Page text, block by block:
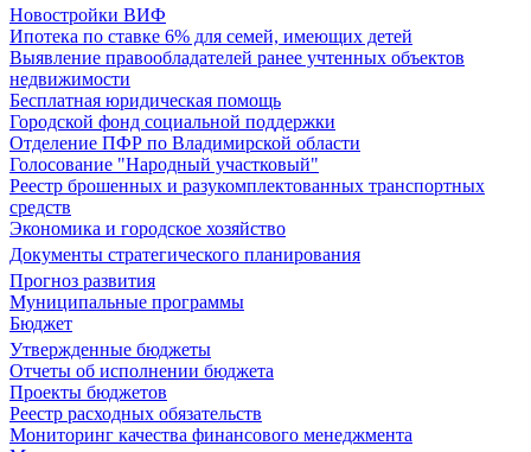
Новостройки ВИФ
Ипотека по ставке 6% для семей, имеющих детей
Выявление правообладателей ранее учтенных объектов
недвижимости
Бесплатная юридическая помощь
Городской фонд социальной поддержки
Отделение ПФР по Владимирской области
Голосование "Народный участковый"
Реестр брошенных и разукомплектованных транспортных
средств
Экономика и городское хозяйство
Документы стратегического планирования
Прогноз развития
Муниципальные программы
Бюджет
Утвержденные бюджеты
Отчеты об исполнении бюджета
Проекты бюджетов
Реестр расходных обязательств
Мониторинг качества финансового менеджмента